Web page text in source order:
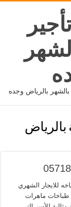
تأجير
للايجار الشهري
طباخات ماهرات